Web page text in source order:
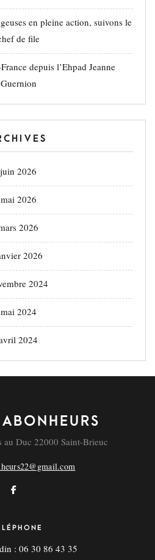
en pleine action, suivons le
de file
depuis l’Ehpad Jeanne
Guernion
juin 2026
mai 2026
2026
2026
2024
mai 2024
2024
au Duc 22000 Saint-Brieuc
: 06 30 86 43 35